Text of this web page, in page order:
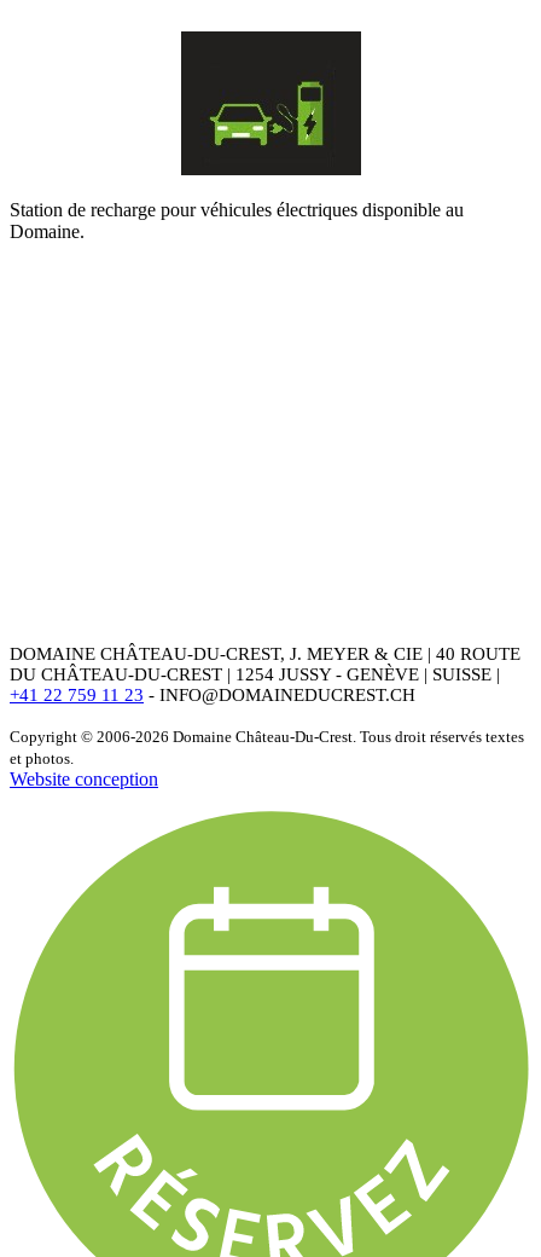
Station de recharge pour véhicules électriques disponible au
Domaine.
DOMAINE CHÂTEAU-DU-CREST, J. MEYER & CIE | 40 ROUTE
DU CHÂTEAU-DU-CREST | 1254 JUSSY - GENÈVE | SUISSE |
+41 22 759 11 23 - INFO@DOMAINEDUCREST.CH
Copyright © 2006-2026 Domaine Château-Du-Crest. Tous droit réservés textes
et photos.
Website conception